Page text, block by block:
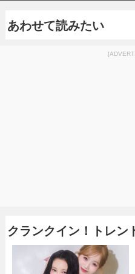
あわせて読みたい
クランクイン！トレ